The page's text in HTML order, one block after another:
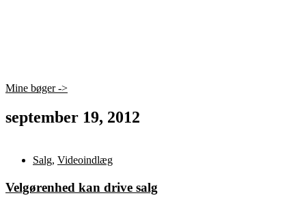
Mine bøger ->
september 19, 2012
Salg, Videoindlæg
Velgørenhed kan drive salg